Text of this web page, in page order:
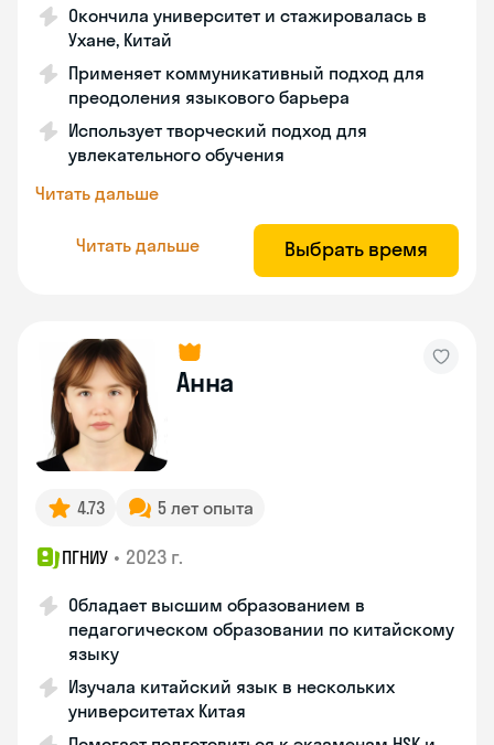
Окончила университет и стажировалась в
Ухане, Китай
Применяет коммуникативный подход для
преодоления языкового барьера
Использует творческий подход для
увлекательного обучения
Читать дальше
Читать дальше Выбрать время
Анна
4.73 5 лет опыта
ПГНИУ • 2023 г.
Обладает высшим образованием в
педагогическом образовании по китайскому
языку
Изучала китайский язык в нескольких
университетах Китая